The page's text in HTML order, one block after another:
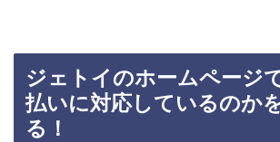
ジェトイのホームページ
払いに対応しているのか
る！